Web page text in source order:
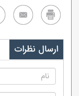
ارسال نظرات